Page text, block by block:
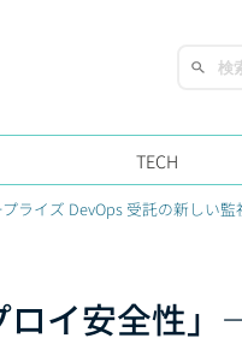
TECH
ライズ DevOps 受託の新しい監
ロイ安全性」